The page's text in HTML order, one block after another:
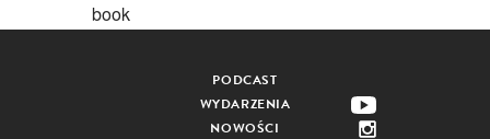
book
PODCAST
WYDARZENIA
NOWOŚCI